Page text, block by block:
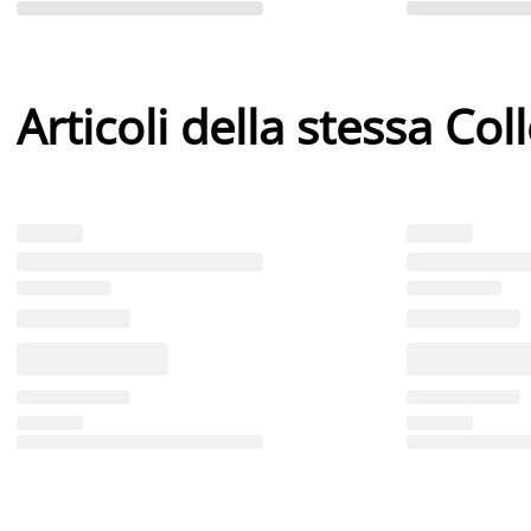
Articoli della stessa